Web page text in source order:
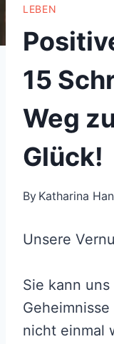
LEBEN
15
Weg
Glück!
By Katharina
Unsere
Sie kann
nicht einmal